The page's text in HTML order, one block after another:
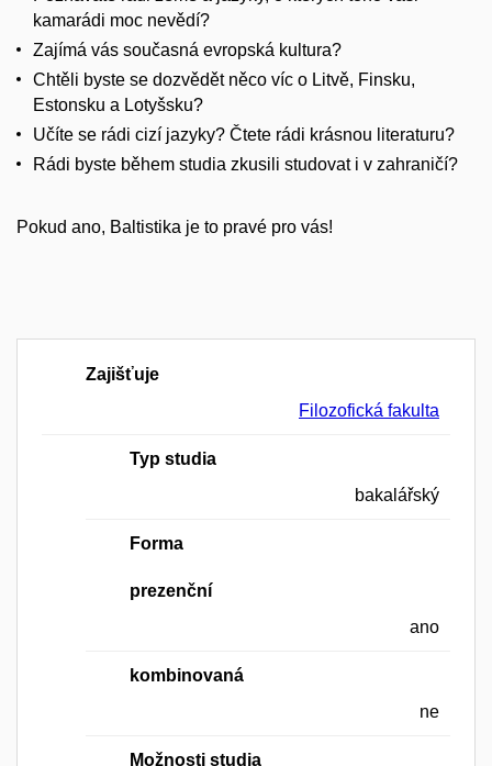
kamarádi moc nevědí?
Zajímá vás současná evropská kultura?
Chtěli byste se dozvědět něco víc o Litvě, Finsku,
Estonsku a Lotyšsku?
Učíte se rádi cizí jazyky? Čtete rádi krásnou literaturu?
Rádi byste během studia zkusili studovat i v zahraničí?
Pokud ano, Baltistika je to pravé pro vás!
Zajišťuje
Filozofická fakulta
Typ studia
bakalářský
Forma
prezenční
ano
kombinovaná
ne
Možnosti studia